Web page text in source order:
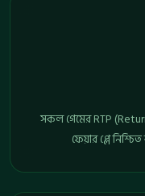
সকল গেমের RTP
ফেয়ার প্লে